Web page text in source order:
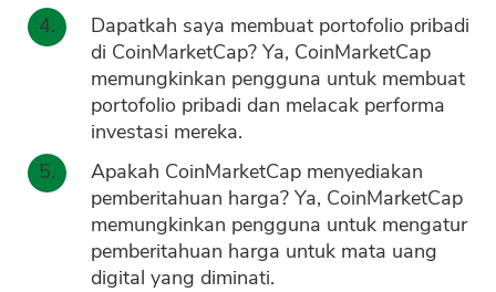
Dapatkah saya membuat portofolio pribadi
di CoinMarketCap? Ya, CoinMarketCap
memungkinkan pengguna untuk membuat
portofolio pribadi dan melacak performa
investasi mereka.
Apakah CoinMarketCap menyediakan
pemberitahuan harga? Ya, CoinMarketCap
memungkinkan pengguna untuk mengatur
pemberitahuan harga untuk mata uang
digital yang diminati.